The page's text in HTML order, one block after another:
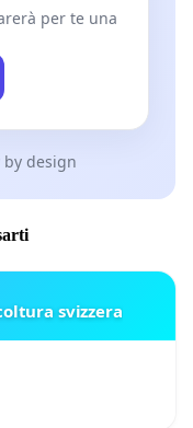
per te una
by design
svizzera